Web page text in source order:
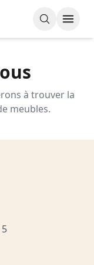
à trouver la
meubles.